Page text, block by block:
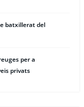
batxillerat del
per a
privats